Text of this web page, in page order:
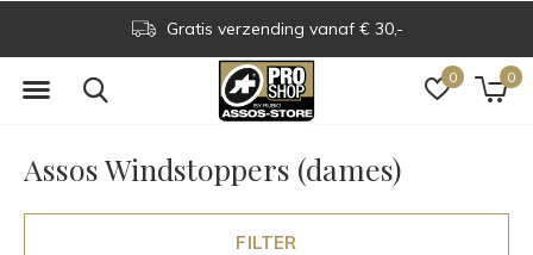
0 0
Gratis verzending vanaf € 30,-
Assos Windstoppers (dames)
FILTER